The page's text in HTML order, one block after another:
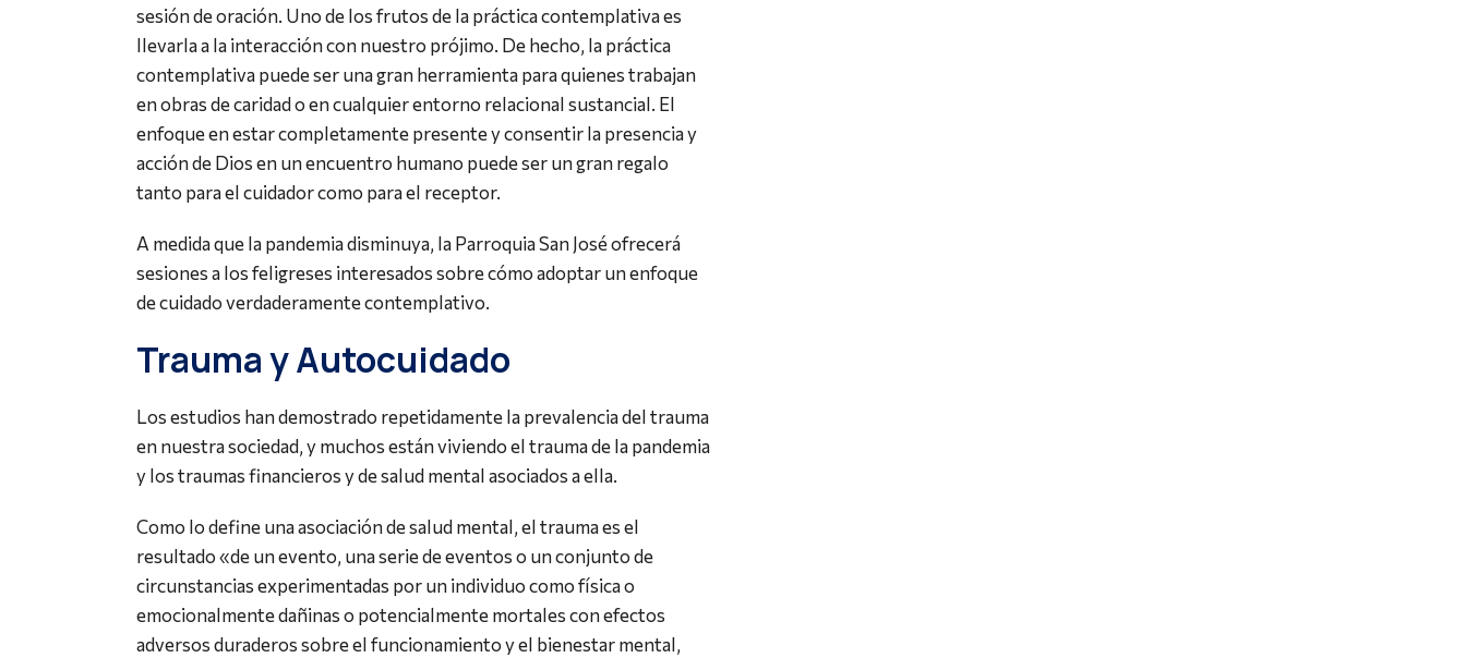
sesión de oración. Uno de los frutos de la práctica contemplativa es
llevarla a la interacción con nuestro prójimo. De hecho, la práctica
contemplativa puede ser una gran herramienta para quienes trabajan
en obras de caridad o en cualquier entorno relacional sustancial. El
enfoque en estar completamente presente y consentir la presencia y
acción de Dios en un encuentro humano puede ser un gran regalo
tanto para el cuidador como para el receptor.
A medida que la pandemia disminuya, la Parroquia San José ofrecerá
sesiones a los feligreses interesados sobre cómo adoptar un enfoque
de cuidado verdaderamente contemplativo.
Trauma y Autocuidado
Los estudios han demostrado repetidamente la prevalencia del trauma
en nuestra sociedad, y muchos están viviendo el trauma de la pandemia
y los traumas financieros y de salud mental asociados a ella.
Como lo define una asociación de salud mental, el trauma es el
resultado «de un evento, una serie de eventos o un conjunto de
circunstancias experimentadas por un individuo como física o
emocionalmente dañinas o potencialmente mortales con efectos
adversos duraderos sobre el funcionamiento y el bienestar mental,